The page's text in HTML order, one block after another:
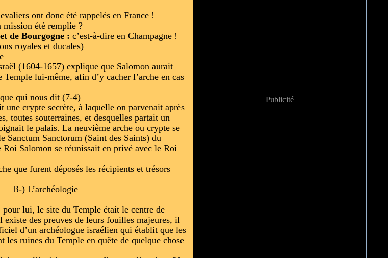
ont donc été rappelés en France !
mission été remplie ?
de Bourgogne : c’est-à-dire en Champagne !
royales et ducales)
(1604-1657) explique que Salomon aurait
Temple lui-même, afin d’y cacher l’arche en cas
qui nous dit (7-4)
une crypte secrète, à laquelle on parvenait après
toutes souterraines, et desquelles partait un
le palais. La neuvième arche ou crypte se
Sanctum Sanctorum (Saint des Saints) du
Roi Salomon se réunissait en privé avec le Roi
que furent déposés les récipients et trésors
B-) L’archéologie
lui, le site du Temple était le centre de
existe des preuves de leurs fouilles majeures, il
d’un archéologue israélien qui établit que les
les ruines du Temple en quête de quelque chose
Publicité